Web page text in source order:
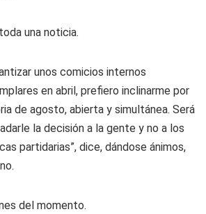
una noticia.
unos comicios internos
en abril, prefiero inclinarme por
de agosto, abierta y simultánea. Será
la decisión a la gente y no a los
partidarias”, dice, dándose ánimos,
del momento.